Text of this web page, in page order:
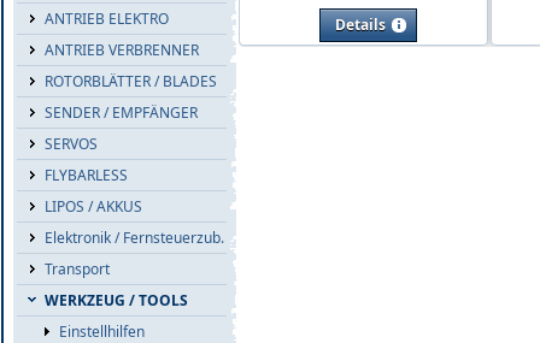
ANTRIEB ELEKTRO
ANTRIEB VERBRENNER
ROTORBLÄTTER / BLADES
SENDER / EMPFÄNGER
SERVOS
FLYBARLESS
LIPOS / AKKUS
Elektronik / Fernsteuerzub.
Transport
WERKZEUG / TOOLS
Einstellhilfen
Details